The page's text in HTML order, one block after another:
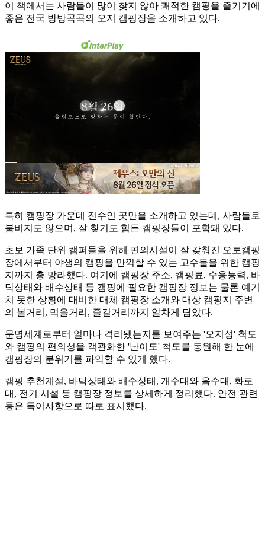
이 책에서는 사람들이 많이 찾지 않아 쾌적한 캠핑을 즐기기에
좋은 전국 방방곡곡의 오지 캠핑장을 소개하고 있다.
특히 캠핑장 가운데 진수인 곳만을 소개하고 있는데, 사람들로
붐비지도 않으며, 잘 찾기도 힘든 캠핑장들이 포함돼 있다.
초보 가족 단위 캠퍼들을 위해 편의시설이 잘 갖춰진 오토캠핑
장에서부터 야생의 캠핑을 만끽할 수 있는 고수들을 위한 캠핑
지까지 총 망라했다. 여기에 캠핑장 주소, 캠핑료, 수용능력, 바
닥상태와 배수상태 등 캠핑에 필요한 캠핑장 정보는 물론 예기
치 못한 상황에 대비한 대체 캠핑장 소개와 대상 캠핑지 주변
의 볼거리, 먹을거리, 즐길거리까지 알차게 담았다.
문명세계로부터 얼마나 격리됐는지를 보여주는 '오지성' 척도
와 캠핑의 편의성을 객관화한 '난이도' 척도를 동원해 한 눈에
캠핑장의 분위기를 파악할 수 있게 했다.
캠핑 추천계절, 바닥상태와 배수상태, 개수대와 음수대, 화로
대, 전기 시설 등 캠핑장 정보를 상세하게 정리했다. 안전 관련
등은 특이사항으로 따로 표시했다.